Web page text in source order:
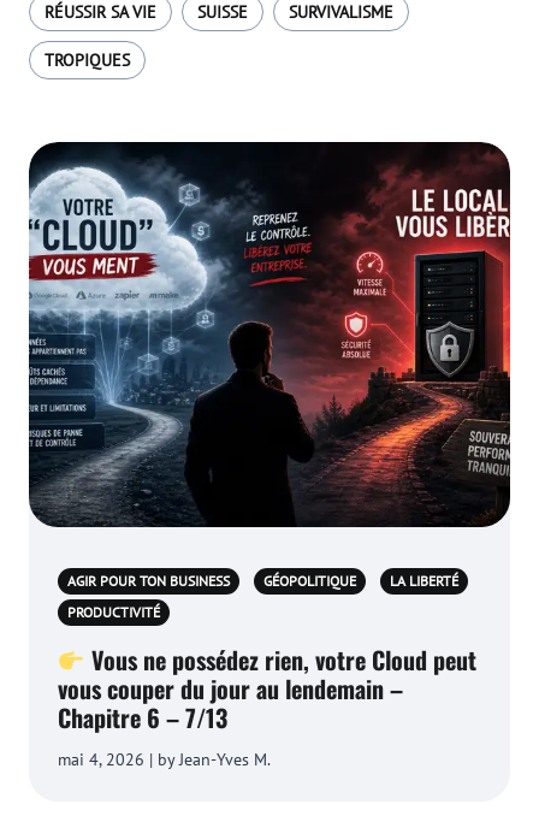
RÉUSSIR SA VIE SUISSE SURVIVALISME
TROPIQUES
AGIR POUR TON BUSINESS GÉOPOLITIQUE
LA LIBERTÉ
PRODUCTIVITÉ
Vous ne possédez rien, votre Cloud peut
vous couper du jour au lendemain –
Chapitre 6 – 7/13
mai 4, 2026 | by Jean-Yves M.